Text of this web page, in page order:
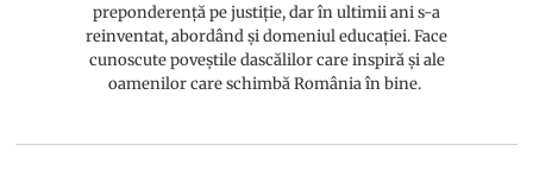
preponderență pe justiție, dar în ultimii ani s-a
reinventat, abordând și domeniul educației. Face
cunoscute poveștile dascălilor care inspiră și ale
oamenilor care schimbă România în bine.